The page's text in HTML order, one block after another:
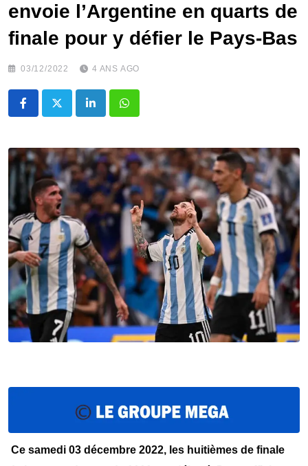
envoie l’Argentine en quarts de
finale pour y défier le Pays-Bas
03/12/2022 4 ANS AGO
LinkedInWhatsapp
Ce samedi 03 décembre 2022, les huitièmes de finale